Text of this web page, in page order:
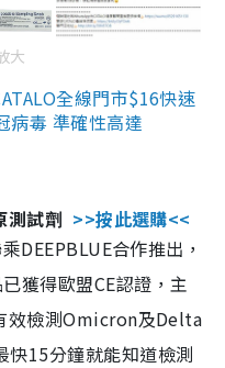
大
全線門市$16快速
病毒 準確性高達
測試劑 >>按此選購<<
DEEPBLUE合作推出，
獲得歐盟CE認證，主
效檢測Omicron及Delta
快15分鐘就能知道檢測